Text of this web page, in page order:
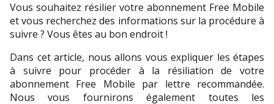
Vous souhaitez résilier votre abonnement Free Mobile
et vous recherchez des informations sur la procédure à
suivre ? Vous êtes au bon endroit !
Dans cet article, nous allons vous expliquer les étapes
à suivre pour procéder à la résiliation de votre
abonnement Free Mobile par lettre recommandée.
Nous vous fournirons également toutes les